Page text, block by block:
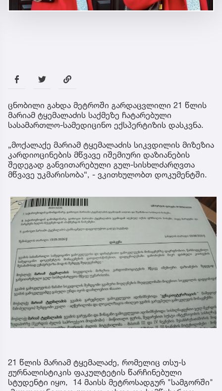
ცნობილი გახდა მეტროში გარდაცვლილი 21 წლის
მარიამ ტყემალაძის საქმეზე ჩატარებული
სასამართლო-სამედიცინო ექსპერტიზის დასკვნა.
„მოქალაქე მარიამ ტყემალაძის სიკვდილის მიზეზია
კარდიოცინების მწვავე იშემიური დაზიანების
შედეგად განვითარებული გულ-სისხლძარღვთა
მწვავე უკმარისობა“, - ვკითხულობთ დოკუმენტში.
21 წლის მარიამ ტყემალაძე, რომელიც თსუ-ს
ჟურნალისტიკის ფაკულტეტის წარჩინებული
სტუდენტი იყო, 14 მაისს მეტროსადგურ "სამგორში"